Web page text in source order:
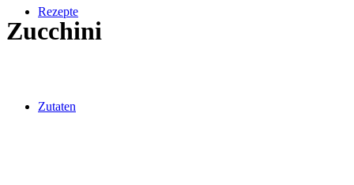
Rezepte
Zutaten
Zucchini